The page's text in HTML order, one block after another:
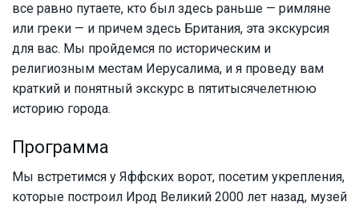
все равно путаете, кто был здесь раньше — римляне
или греки — и причем здесь Британия, эта экскурсия
для вас. Мы пройдемся по историческим и
религиозным местам Иерусалима, и я проведу вам
краткий и понятный экскурс в пятитысячелетнюю
историю города.
Программа
Мы встретимся у Яффских ворот, посетим укрепления,
которые построил Ирод Великий 2000 лет назад, музей